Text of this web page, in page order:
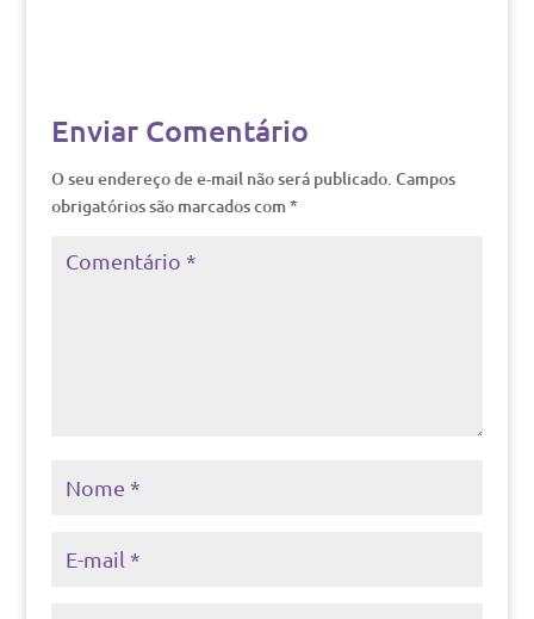
Enviar Comentário
O seu endereço de e-mail não será publicado. Campos
obrigatórios são marcados com *